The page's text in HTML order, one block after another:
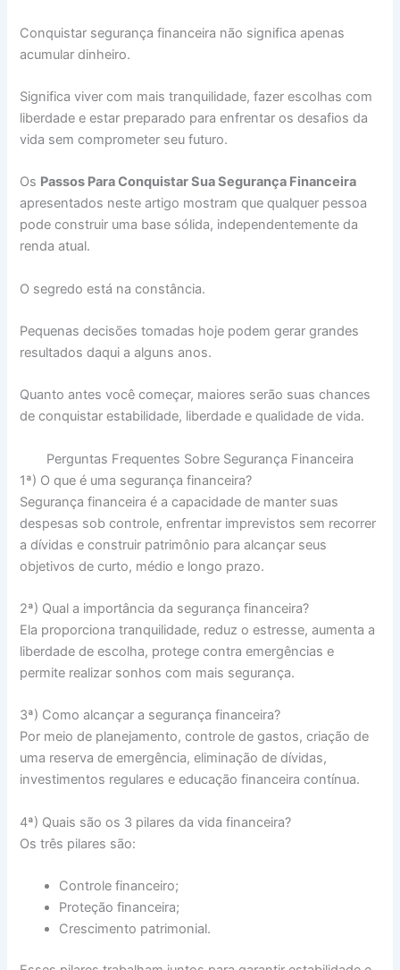
Conquistar segurança financeira não significa apenas
acumular dinheiro.
Significa viver com mais tranquilidade, fazer escolhas com
liberdade e estar preparado para enfrentar os desafios da
vida sem comprometer seu futuro.
Os Passos Para Conquistar Sua Segurança Financeira
apresentados neste artigo mostram que qualquer pessoa
pode construir uma base sólida, independentemente da
renda atual.
O segredo está na constância.
Pequenas decisões tomadas hoje podem gerar grandes
resultados daqui a alguns anos.
Quanto antes você começar, maiores serão suas chances
de conquistar estabilidade, liberdade e qualidade de vida.
Perguntas Frequentes Sobre Segurança Financeira
1ª) O que é uma segurança financeira?
Segurança financeira é a capacidade de manter suas
despesas sob controle, enfrentar imprevistos sem recorrer
a dívidas e construir patrimônio para alcançar seus
objetivos de curto, médio e longo prazo.
2ª) Qual a importância da segurança financeira?
Ela proporciona tranquilidade, reduz o estresse, aumenta a
liberdade de escolha, protege contra emergências e
permite realizar sonhos com mais segurança.
3ª) Como alcançar a segurança financeira?
Por meio de planejamento, controle de gastos, criação de
uma reserva de emergência, eliminação de dívidas,
investimentos regulares e educação financeira contínua.
4ª) Quais são os 3 pilares da vida financeira?
Os três pilares são:
Controle financeiro;
Proteção financeira;
Crescimento patrimonial.